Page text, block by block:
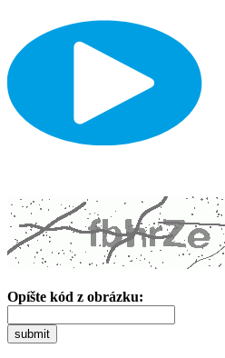
Opíšte kód z obrázku:
submit